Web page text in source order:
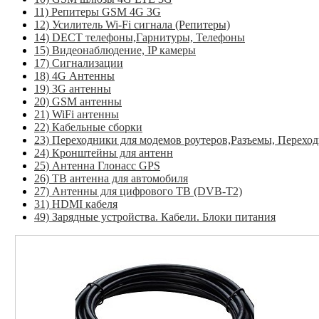
11) Репитеры GSM 4G 3G
12) Усилитель Wi-Fi сигнала (Репитеры)
14) DECT телефоны,Гарнитуры, Телефоны
15) Видеонаблюдение, IP камеры
17) Сигнализации
18) 4G Антенны
19) 3G антенны
20) GSM антенны
21) WiFi антенны
22) Кабельные сборки
23) Переходники для модемов роутеров,Разъемы,
24) Кронштейны для антенн
25) Антенна Глонасс GPS
26) ТВ антенна для автомобиля
27) Антенны для цифрового ТВ (DVB-T2)
31) HDMI кабеля
49) Зарядные устройства. Кабели. Блоки питания